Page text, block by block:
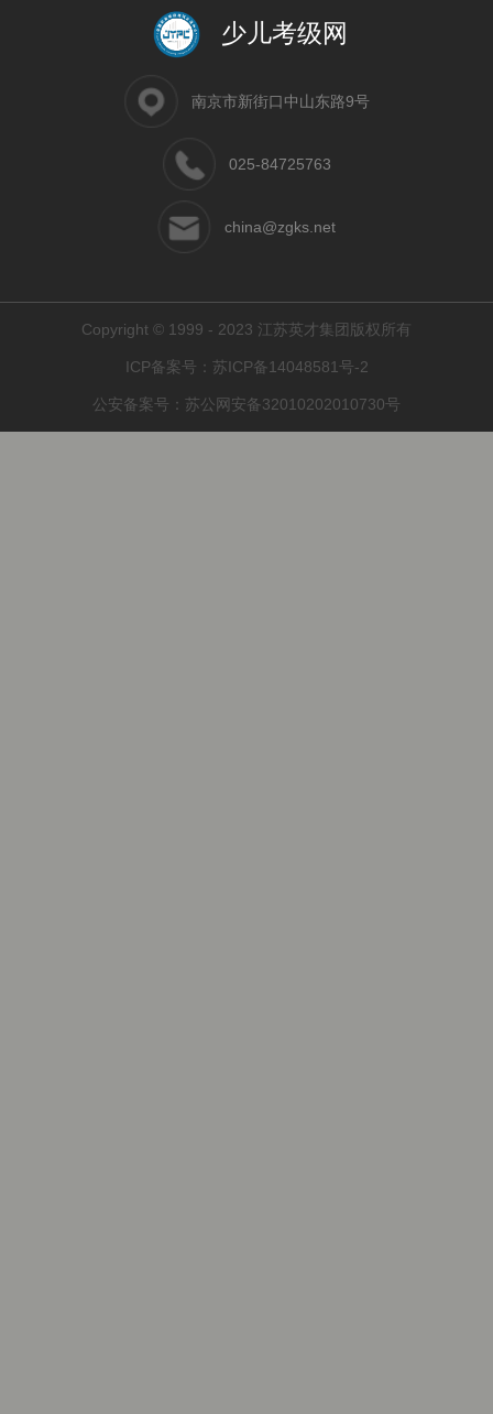
少儿考级网
南京市新街口中山东路9号
025-84725763
china@zgks.net
Copyright © 1999 - 2023 江苏英才集团版权所有
ICP备案号： 苏ICP备14048581号-2
公安备案号： 苏公网安备32010202010730号